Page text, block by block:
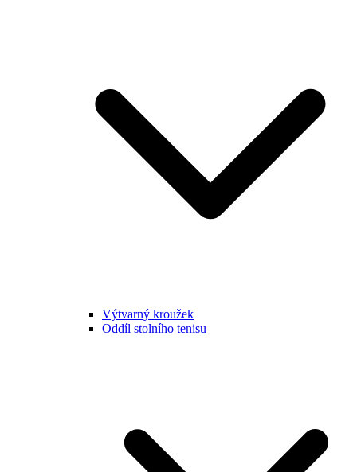
Výtvarný kroužek
Oddíl stolního tenisu